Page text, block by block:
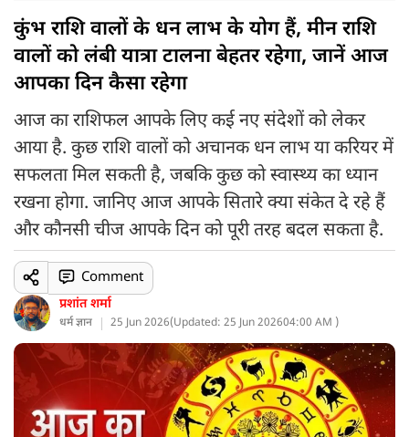
कुंभ राशि वालों के धन लाभ के योग हैं, मीन राशि
वालों को लंबी यात्रा टालना बेहतर रहेगा, जानें आज
आपका दिन कैसा रहेगा
आज का राशिफल आपके लिए कई नए संदेशों को लेकर
आया है. कुछ राशि वालों को अचानक धन लाभ या करियर में
सफलता मिल सकती है, जबकि कुछ को स्वास्थ्य का ध्यान
रखना होगा. जानिए आज आपके सितारे क्या संकेत दे रहे हैं
और कौनसी चीज आपके दिन को पूरी तरह बदल सकता है.
प्रशांत शर्मा
धर्म ज्ञान 25 Jun 2026(Updated: 25 Jun 202604:00 AM )
Comment